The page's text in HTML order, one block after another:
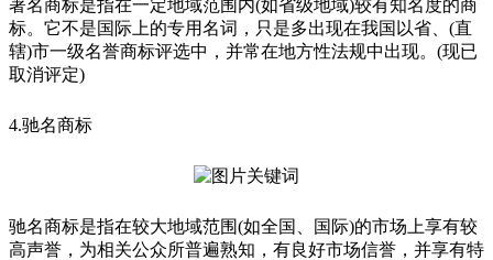
著名商标是指在一定地域范围内(如省级地域)较有知名度的商
标。它不是国际上的专用名词，只是多出现在我国以省、(直
辖)市一级名誉商标评选中，并常在地方性法规中出现。(现已
取消评定)
4.驰名商标
驰名商标是指在较大地域范围(如全国、国际)的市场上享有较
高声誉，为相关公众所普遍熟知，有良好市场信誉，并享有特